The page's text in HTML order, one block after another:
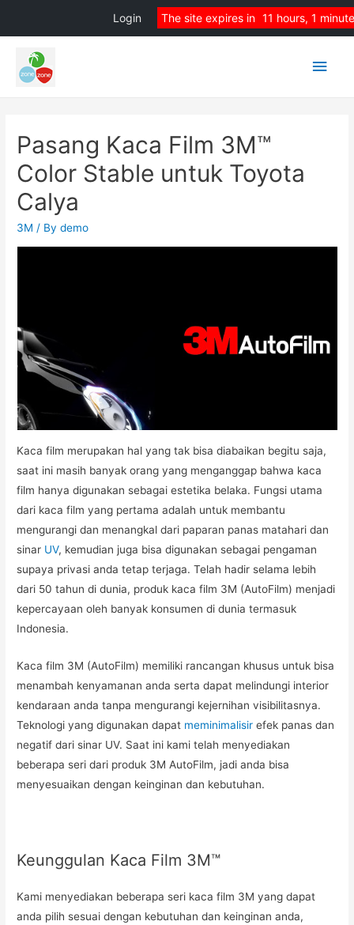
The site expires in 11 hours, 1 minute
Login
Main
Pasang Kaca Film 3M™
Color Stable untuk Toyota
Calya
3M / Bydemo
Kaca film merupakan hal yang tak bisa diabaikan begitu saja,
saat ini masih banyak orang yang menganggap bahwa kaca
film hanya digunakan sebagai estetika belaka. Fungsi utama
dari kaca film yang pertama adalah untuk membantu
mengurangi dan menangkal dari paparan panas matahari dan
sinar UV, kemudian juga bisa digunakan sebagai pengaman
supaya privasi anda tetap terjaga. Telah hadir selama lebih
dari 50 tahun di dunia, produk kaca film 3M (AutoFilm) menjadi
kepercayaan oleh banyak konsumen di dunia termasuk
Indonesia.
Kaca film 3M (AutoFilm) memiliki rancangan khusus untuk bisa
menambah kenyamanan anda serta dapat melindungi interior
kendaraan anda tanpa mengurangi kejernihan visibilitasnya.
Teknologi yang digunakan dapat meminimalisir efek panas dan
negatif dari sinar UV. Saat ini kami telah menyediakan
beberapa seri dari produk 3M AutoFilm, jadi anda bisa
menyesuaikan dengan keinginan dan kebutuhan.
Keunggulan Kaca Film 3M™
Kami menyediakan beberapa seri kaca film 3M yang dapat
anda pilih sesuai dengan kebutuhan dan keinginan anda,